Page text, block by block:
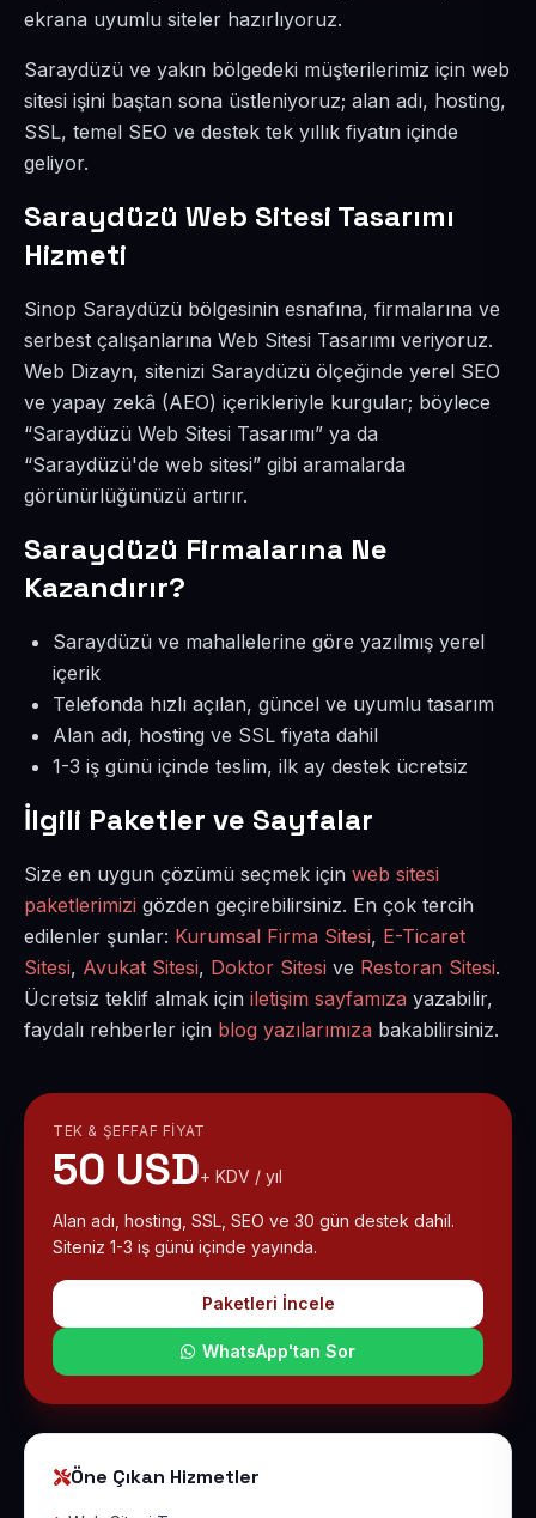
ekrana uyumlu siteler hazırlıyoruz.
Saraydüzü ve yakın bölgedeki müşterilerimiz için web
sitesi işini baştan sona üstleniyoruz; alan adı, hosting,
SSL, temel SEO ve destek tek yıllık fiyatın içinde
geliyor.
Saraydüzü Web Sitesi Tasarımı
Hizmeti
Sinop Saraydüzü bölgesinin esnafına, firmalarına ve
serbest çalışanlarına Web Sitesi Tasarımı veriyoruz.
Web Dizayn, sitenizi Saraydüzü ölçeğinde yerel SEO
ve yapay zekâ (AEO) içerikleriyle kurgular; böylece
“Saraydüzü Web Sitesi Tasarımı” ya da
“Saraydüzü'de web sitesi” gibi aramalarda
görünürlüğünüzü artırır.
Saraydüzü Firmalarına Ne
Kazandırır?
Saraydüzü ve mahallelerine göre yazılmış yerel
içerik
Telefonda hızlı açılan, güncel ve uyumlu tasarım
Alan adı, hosting ve SSL fiyata dahil
1-3 iş günü içinde teslim, ilk ay destek ücretsiz
İlgili Paketler ve Sayfalar
Size en uygun çözümü seçmek için web sitesi
paketlerimizi gözden geçirebilirsiniz. En çok tercih
edilenler şunlar: Kurumsal Firma Sitesi, E-Ticaret
Sitesi, Avukat Sitesi, Doktor Sitesi ve Restoran Sitesi.
Ücretsiz teklif almak için iletişim sayfamıza yazabilir,
faydalı rehberler için blog yazılarımıza bakabilirsiniz.
TEK & ŞEFFAF FIYAT
50 USD+ KDV / yıl
Alan adı, hosting, SSL, SEO ve 30 gün destek dahil.
Siteniz 1-3 iş günü içinde yayında.
Paketleri İncele
WhatsApp'tan Sor
Öne Çıkan Hizmetler